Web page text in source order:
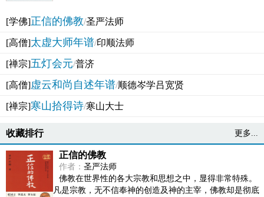
[学佛]正信的佛教/圣严法师
[高僧]太虚大师年谱/印顺法师
[禅宗]五灯会元/普济
[高僧]虚云和尚自述年谱/顺德岑学吕宽贤
[禅宗]寒山拾得诗/寒山大士
收藏排行 更多...
正信的佛教
作者： 圣严法师
佛教在世界性的各大宗教和思想之中，显得非常特殊。
凡是宗教，无不信奉神的创造及神的主宰，佛教却是彻底